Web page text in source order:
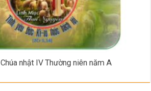
nhật IV Thường niên năm A